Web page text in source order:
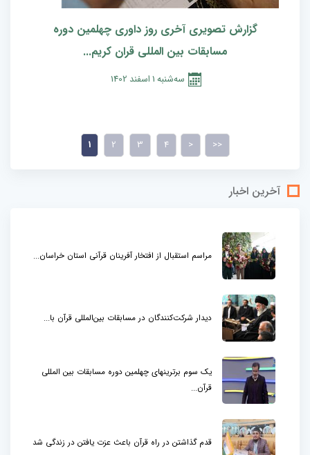
گزارش تصویری آخری روز داوری چهلمین دوره
مسابقات بین المللی قران کریم...
سه‌شنبه1اسفند 1402
1 2 3 4 > >>
آخرین اخبار
مراسم استقبال از افتخار آفرینان قرآنی استان خراسان...
دیدار شرکت‌کنندگان در مسابقات بین‌المللی قرآن با...
یک سوم برترینهای چهلمین دوره مسابقات بین المللی
قرآن...
قدم گذاشتن در راه قرآن باعث عزت یافتن در زندگی شد